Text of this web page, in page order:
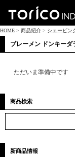
HOME > 商品紹介 > シェービン
ブレーメン ドンキーダ
ただいま準備中です
商品検索
新商品情報